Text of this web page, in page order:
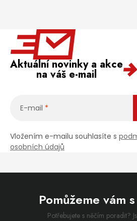
Aktuální novinky a akce
na váš e-mail
E-mail
Vložením e-mailu souhlasíte s
osobních údajů
Pomůžeme vám
Potřebujete s něčím poradit?